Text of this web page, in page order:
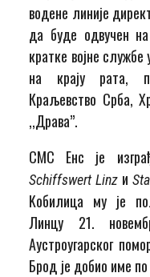
водене линије
да буде одвучен
кратке војне
на крају рата,
Краљевство Срба,
,,Драва”.
СМС Енс је
Schiffswert Linz и
Koбилица му је
Линцу 21.
Аустроугарског
Брод је добио име